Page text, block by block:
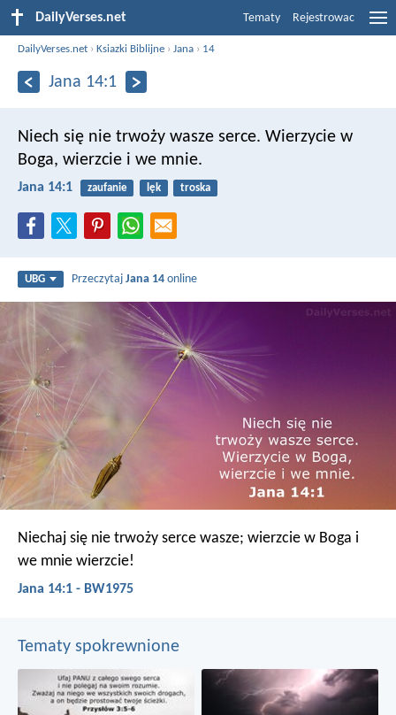
DailyVerses.net Tematy Rejestrowac
DailyVerses.net ›Ksiazki Biblijne ›Jana › 14
Jana 14:1
Niech się nie trwoży wasze serce. Wierzycie w
Boga, wierzcie i we mnie.
Jana 14:1 zaufanie lęk troska
UBG PrzeczytajJana 14 online
Niechaj się nie trwoży serce wasze; wierzcie w Boga i
we mnie wierzcie!
Jana 14:1 - BW1975
Tematy spokrewnione